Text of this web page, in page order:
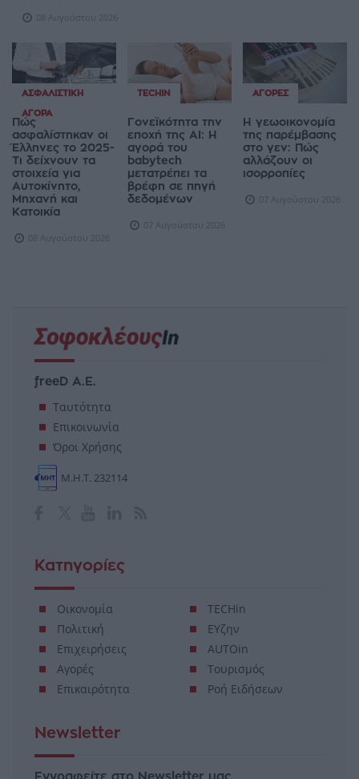
08 Αυγούστου 2026
ΑΣΦΑΛΙΣΤΙΚΉ
ΑΓΟΡΆ
Πώς
ασφαλίστηκαν οι
Έλληνες το 2025-
Τι δείχνουν τα
στοιχεία για
Αυτοκίνητο,
Μηχανή και
Κατοικία
08 Αυγούστου 2026
TECHIN
Γονεϊκότητα την
εποχή της AI: Η
αγορά του
babytech
μετατρέπει τα
βρέφη σε πηγή
δεδομένων
07 Αυγούστου 2026
ΑΓΟΡΈΣ
Η γεωοικονομία
της παρέμβασης
στο γεν: Πώς
αλλάζουν οι
ισορροπίες
07 Αυγούστου 2026
freeD Α.Ε.
Ταυτότητα
Επικοινωνία
Όροι Χρήσης
Μ.Η.Τ. 232114
Κατηγορίες
Οικονομία
Πολιτική
Επιχειρήσεις
Αγορές
Επικαιρότητα
TECHin
ΕΥζην
AUTOin
Τουρισμός
Ροή Ειδήσεων
Newsletter